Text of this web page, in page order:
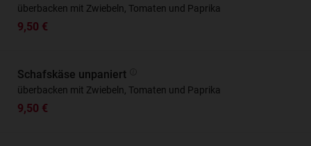
überbacken mit Zwiebeln, Tomaten und Paprika
9,50 €
Schafskäse unpaniert
überbacken mit Zwiebeln, Tomaten und Paprika
9,50 €